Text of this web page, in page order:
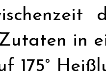
in
175°